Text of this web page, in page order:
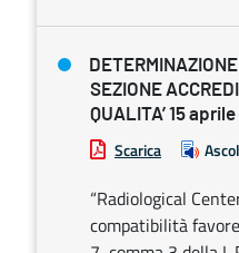
SEZIONE
QUALITA’ 15
Scarica
“Radiological
compatibilità